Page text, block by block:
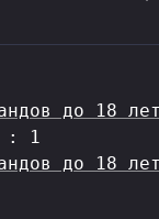
до 18
: 1
до 18